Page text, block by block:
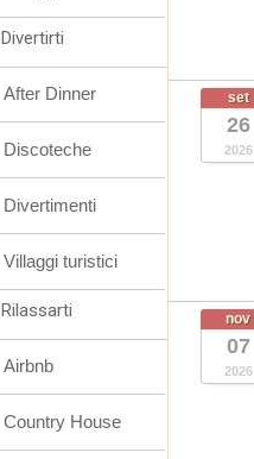
set
26
2026
nov
07
2026
Divertirti
After Dinner
Discoteche
Divertimenti
Villaggi turistici
Rilassarti
Airbnb
Country House